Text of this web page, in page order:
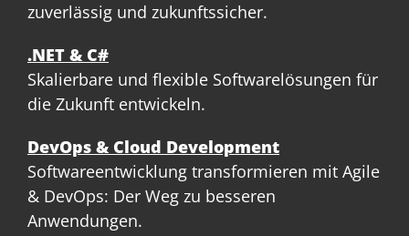
zuverlässig und zukunftssicher.
.NET & C#
Skalierbare und flexible Softwarelösungen für
die Zukunft entwickeln.
DevOps & Cloud Development
Softwareentwicklung transformieren mit Agile
& DevOps: Der Weg zu besseren
Anwendungen.